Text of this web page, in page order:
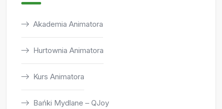
Akademia Animatora
Hurtownia Animatora
Kurs Animatora
Bańki Mydlane – QJoy